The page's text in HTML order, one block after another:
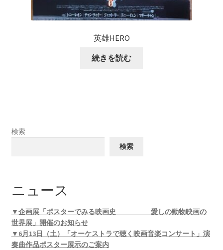
英雄HERO
続きを読む
検索
検索
ニュース
▼企画展「ポスターでみる映画史 愛しの動物映画の
世界展」開催のお知らせ
▼6月13日（土）「オーケストラで聴く映画音楽コンサート」演
奏曲作品ポスター展示のご案内